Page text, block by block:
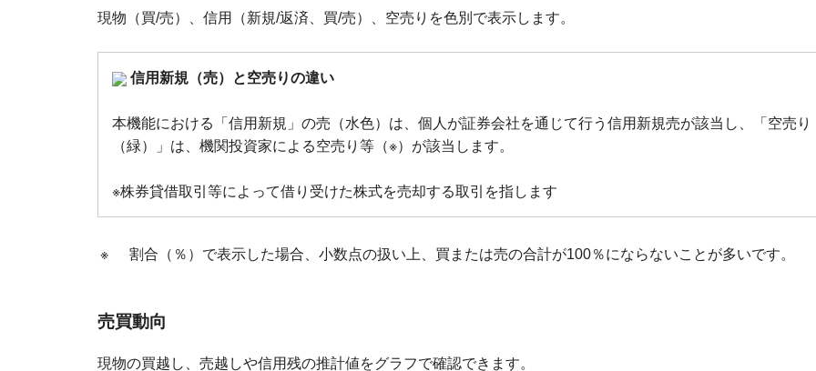
現物（買/売）、信用（新規/返済、買/売）、空売りを色別で表示します。
信用新規（売）と空売りの違い
本機能における「信用新規」の売（水色）は、個人が証券会社を通じて行う信用新規売が該当し、「空売り
（緑）」は、機関投資家による空売り等（※）が該当します。
※株券貸借取引等によって借り受けた株式を売却する取引を指します
※ 割合（％）で表示した場合、小数点の扱い上、買または売の合計が100％にならないことが多いです。
売買動向
現物の買越し、売越しや信用残の推計値をグラフで確認できます。